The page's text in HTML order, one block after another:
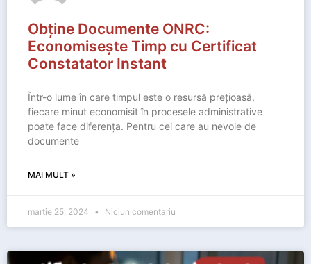
Obține Documente ONRC:
Economisește Timp cu Certificat
Constatator Instant
Într-o lume în care timpul este o resursă prețioasă,
fiecare minut economisit în procesele administrative
poate face diferența. Pentru cei care au nevoie de
documente
MAI MULT »
martie 25, 2024 Niciun comentariu